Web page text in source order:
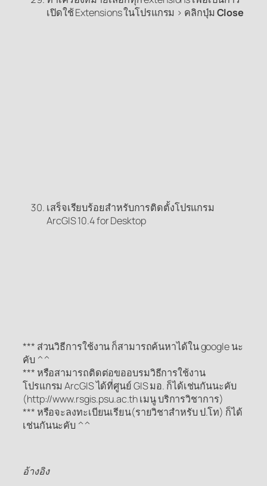
เปิดใช้ Extensions ในโปรแกรม > คลิกปุ่ม Close
เสร็จเรียบร้อยสำหรับการติดตั้งโปรแกรม
ArcGIS 10.4 for Desktop
*** ส่วนวิธีการใช้งาน ก็สามารถค้นหาได้ใน google นะ
คับ ^^
*** หรือสามารถติดต่อขออบรมวิธีการใช้งาน
โปรแกรม ArcGIS ได้ที่ศูนย์ GIS มอ. ก็ได้เช่นกันนะคับ
(http://www.rsgis.psu.ac.th เมนู บริการวิชาการ)
*** หรือจะลงทะเบียนเรียน(รายวิชาสำหรับ ป.โท) ก็ได้
เช่นกันนะคับ ^^
อ้างอิง